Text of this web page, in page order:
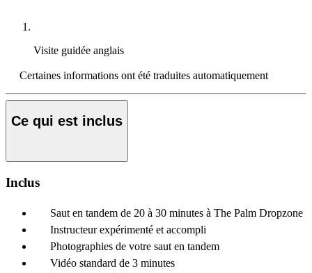
Visite guidée anglais
Certaines informations ont été traduites automatiquement
Ce qui est inclus
Inclus
Saut en tandem de 20 à 30 minutes à The Palm Dropzone
Instructeur expérimenté et accompli
Photographies de votre saut en tandem
Vidéo standard de 3 minutes